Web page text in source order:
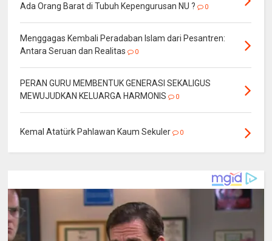
Ada Orang Barat di Tubuh Kepengurusan NU ?
0
Menggagas Kembali Peradaban Islam dari Pesantren:
Antara Seruan dan Realitas
0
PERAN GURU MEMBENTUK GENERASI SEKALIGUS
MEWUJUDKAN KELUARGA HARMONIS
0
Kemal Atatürk Pahlawan Kaum Sekuler 0